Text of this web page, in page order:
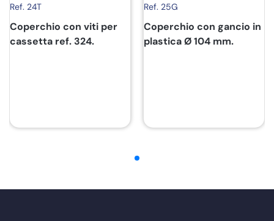
Ref. 24T
Coperchio con viti per
cassetta ref. 324.
Ref. 25G
Coperchio con gancio in
plastica Ø 104 mm.